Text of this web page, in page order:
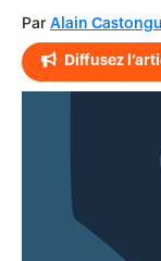
Par Alain
Diffusez